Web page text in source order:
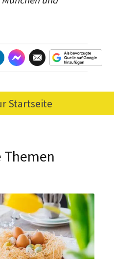
Startseite